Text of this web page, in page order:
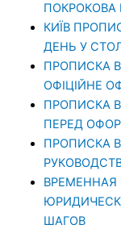
ПОКРОКОВА
КИЇВ
ДЕНЬ У
ПРОПИСКА В
ОФІЦІЙНЕ
ПРОПИСКА
ПЕРЕД
ПРОПИСКА
ВРЕМЕННАЯ
ШАГОВ